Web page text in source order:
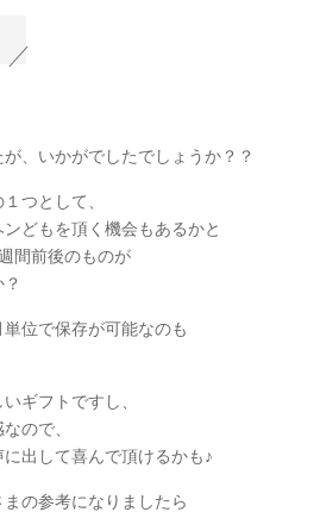
、いかがでしたでしょうか？？
つとして、
どもを頂く機会もあるかと
間前後のものが
位で保存が可能なのも
ギフトですし、
ので、
出して喜んで頂けるかも♪
の参考になりましたら